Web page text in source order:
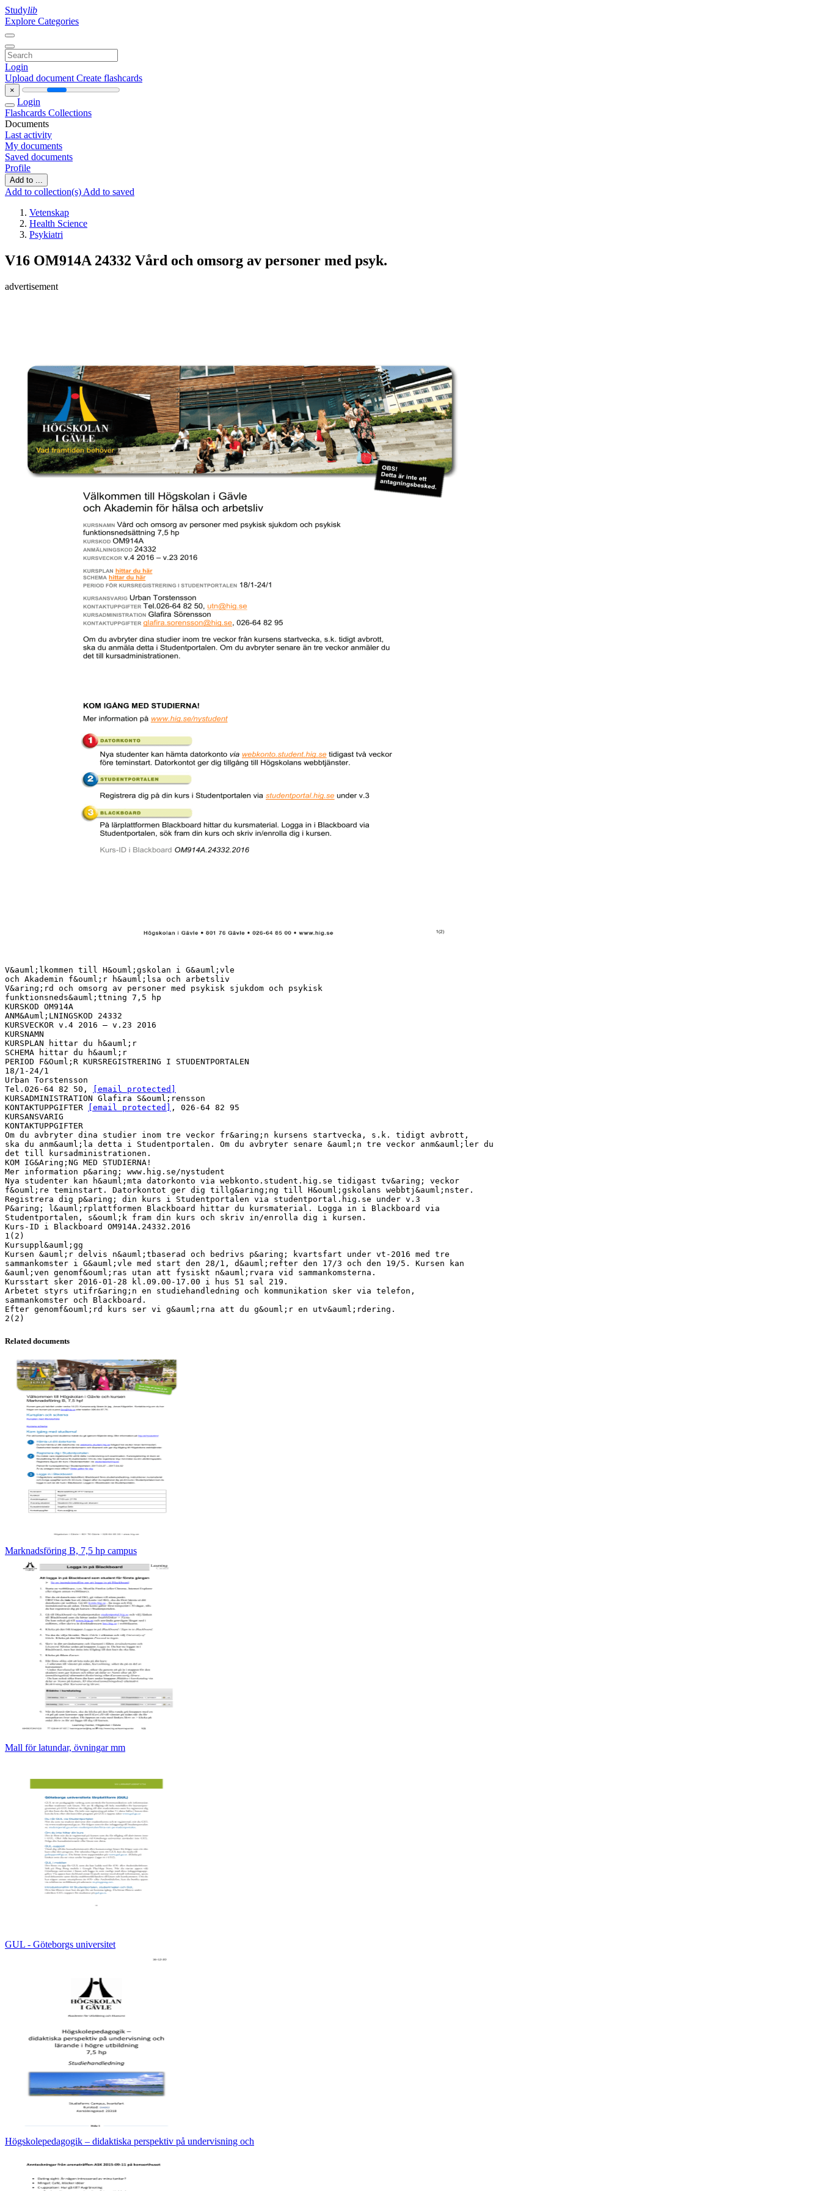
Studylib
Explore Categories
Login
Upload document Create flashcards
×
Login
Flashcards Collections
Documents
Last activity
My documents
Saved documents
Profile
Add to ...
Add to collection(s) Add to saved
Vetenskap
Health Science
Psykiatri
V16 OM914A 24332 Vård och omsorg av personer med psyk.
advertisement
V&auml;lkommen till H&ouml;gskolan i G&auml;vle
och Akademin f&ouml;r h&auml;lsa och arbetsliv
V&aring;rd och omsorg av personer med psykisk sjukdom och psykisk
funktionsneds&auml;ttning 7,5 hp
KURSKOD OM914A
ANM&Auml;LNINGSKOD 24332
KURSVECKOR v.4 2016 – v.23 2016
KURSNAMN
KURSPLAN hittar du h&auml;r
SCHEMA hittar du h&auml;r
PERIOD F&Ouml;R KURSREGISTRERING I STUDENTPORTALEN
18/1-24/1
Urban Torstensson
Tel.026-64 82 50,
[email protected]
KURSADMINISTRATION Glafira S&ouml;rensson
KONTAKTUPPGIFTER
[email protected]
, 026-64 82 95
KURSANSVARIG
KONTAKTUPPGIFTER
Om du avbryter dina studier inom tre veckor fr&aring;n kursens startvecka, s.k. tidigt avbrott,
ska du anm&auml;la detta i Studentportalen. Om du avbryter senare &auml;n tre veckor anm&auml;ler du
det till kursadministrationen.
KOM IG&Aring;NG MED STUDIERNA!
Mer information p&aring; www.hig.se/nystudent
Nya studenter kan h&auml;mta datorkonto via webkonto.student.hig.se tidigast tv&aring; veckor
f&ouml;re teminstart. Datorkontot ger dig tillg&aring;ng till H&ouml;gskolans webbtj&auml;nster.
Registrera dig p&aring; din kurs i Studentportalen via studentportal.hig.se under v.3
P&aring; l&auml;rplattformen Blackboard hittar du kursmaterial. Logga in i Blackboard via
Studentportalen, s&ouml;k fram din kurs och skriv in/enrolla dig i kursen.
Kurs-ID i Blackboard OM914A.24332.2016
1(2)
Kursuppl&auml;gg
Kursen &auml;r delvis n&auml;tbaserad och bedrivs p&aring; kvartsfart under vt-2016 med tre
sammankomster i G&auml;vle med start den 28/1, d&auml;refter den 17/3 och den 19/5. Kursen kan
&auml;ven genomf&ouml;ras utan att fysiskt n&auml;rvara vid sammankomsterna.
Kursstart sker 2016-01-28 kl.09.00-17.00 i hus 51 sal 219.
Arbetet styrs utifr&aring;n en studiehandledning och kommunikation sker via telefon,
sammankomster och Blackboard.
Efter genomf&ouml;rd kurs ser vi g&auml;rna att du g&ouml;r en utv&auml;rdering.
Related documents
Marknadsföring B, 7,5 hp campus
Mall för latundar, övningar mm
GUL - Göteborgs universitet
Högskolepedagogik – didaktiska perspektiv på undervisning och